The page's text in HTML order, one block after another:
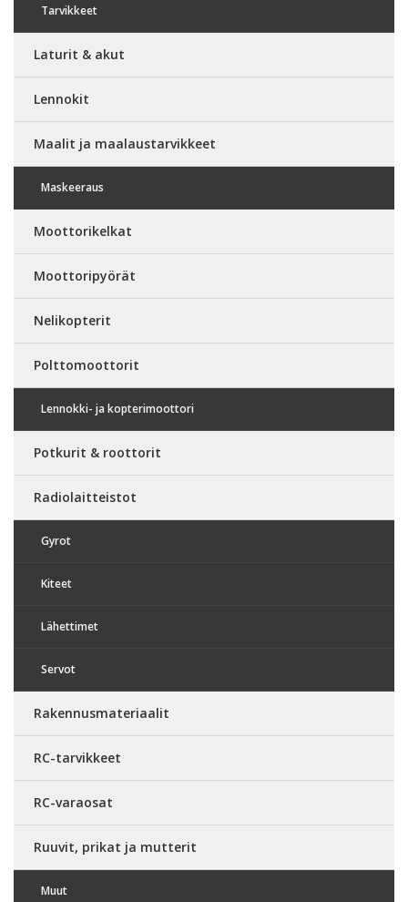
Tarvikkeet
Laturit & akut
Lennokit
Maalit ja maalaustarvikkeet
Maskeeraus
Moottorikelkat
Moottoripyörät
Nelikopterit
Polttomoottorit
Lennokki- ja kopterimoottori
Potkurit & roottorit
Radiolaitteistot
Gyrot
Kiteet
Lähettimet
Servot
Rakennusmateriaalit
RC-tarvikkeet
RC-varaosat
Ruuvit, prikat ja mutterit
Muut